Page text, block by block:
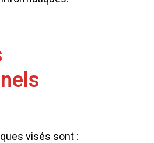
visés sont :